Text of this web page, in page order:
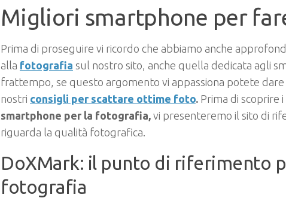
Migliori smartphone per
Prima di proseguire vi ricordo che abbiamo anche
alla fotografia sul nostro sito, anche quella dedicata agli
frattempo, se questo argomento vi appassiona potete dare
nostri consigli per scattare ottime foto. Prima di scoprire i
smartphone per la fotografia, vi presenteremo il sito di
riguarda la qualità fotografica.
DoXMark: il punto di riferimento
fotografia